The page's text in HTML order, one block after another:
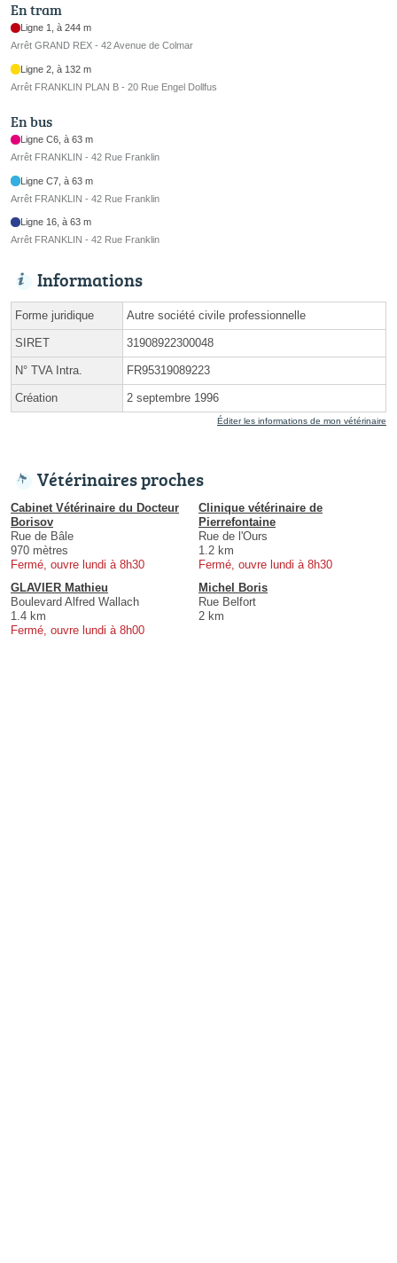
En tram
Ligne 1, à 244 m
Arrêt GRAND REX - 42 Avenue de Colmar
Ligne 2, à 132 m
Arrêt FRANKLIN PLAN B - 20 Rue Engel Dollfus
En bus
Ligne C6, à 63 m
Arrêt FRANKLIN - 42 Rue Franklin
Ligne C7, à 63 m
Arrêt FRANKLIN - 42 Rue Franklin
Ligne 16, à 63 m
Arrêt FRANKLIN - 42 Rue Franklin
Informations
Forme juridique Autre société civile professionnelle
SIRET 31908922300048
N° TVA Intra. FR95319089223
Création 2 septembre 1996
Éditer les informations de mon vétérinaire
Vétérinaires proches
Cabinet Vétérinaire du Docteur
Borisov
Rue de Bâle
970 mètres
Fermé, ouvre lundi à 8h30
Clinique vétérinaire de
Pierrefontaine
Rue de l'Ours
1.2 km
Fermé, ouvre lundi à 8h30
GLAVIER Mathieu
Boulevard Alfred Wallach
1.4 km
Fermé, ouvre lundi à 8h00
Michel Boris
Rue Belfort
2 km